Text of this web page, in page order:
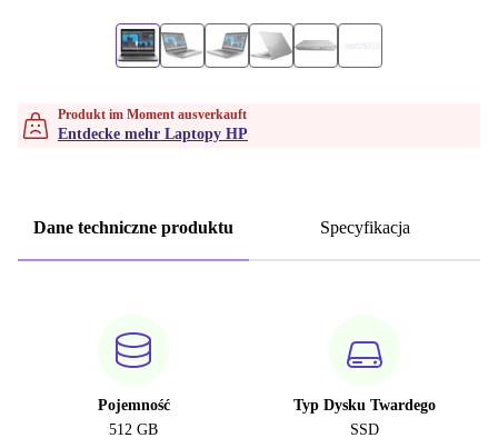
Produkt im Moment ausverkauft
Entdecke mehr Laptopy HP
Dane techniczne produktu Specyfikacja
Pojemność
512 GB
Typ Dysku Twardego
SSD